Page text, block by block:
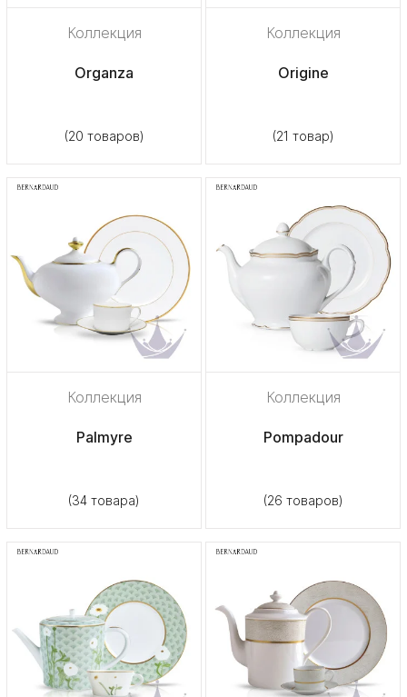
Коллекция
Organza
(20 товаров)
Коллекция
Origine
(21 товар)
Коллекция
Palmyre
(34 товара)
Коллекция
Pompadour
(26 товаров)